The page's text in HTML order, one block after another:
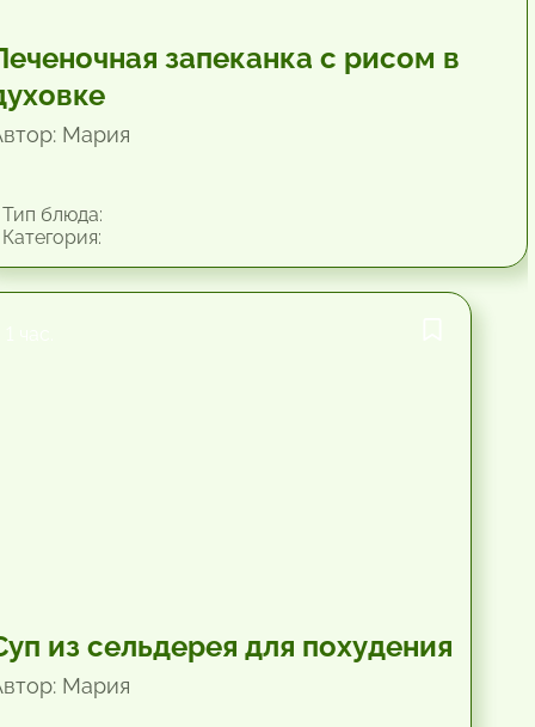
запеканка с рисом в
Мария
блюда:
из сельдерея для похудения
Мария